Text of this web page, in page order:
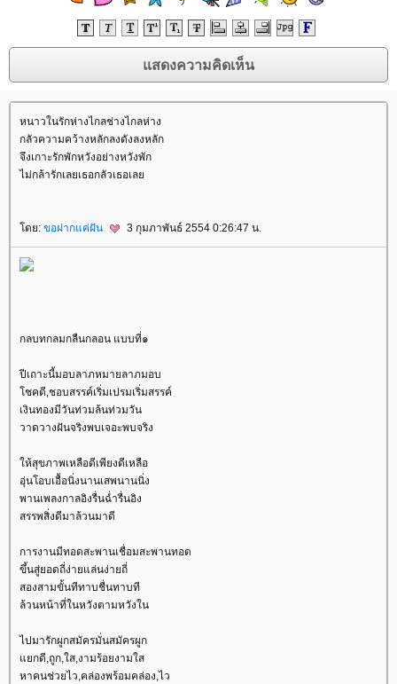
หนาวในรักห่างไกลช่างไกลห่าง
กลัวความคว้างหลักลงดังลงหลัก
จึงเกาะรักพักหวังอย่างหวังพัก
ไม่กล้ารักเลยเธอกลัวเธอเล
ดย: ขอฝากแค่ฝัน 3 กุมภาพันธ์ 2554 0:26:47 น.
กลบทกลมกลืนกลอน แบบที่๑
ปีเถาะนี้มอบลาภหมายลาภมอบ
ชคดี,ชอบสรรค์เริ่มเปรมเริ่มสรรค์
เงินทองมีวันท่วมล้นท่วมวัน
วาดวางฝันจริงพบเจอะพบจริง
ห้สุขภาพเหลือดีเพียงดีเหลือ
อุ่นโอบเอื้อนิ่งนานเสพนานนิ่ง
พานเพลงกาลอิงรื่นฉ่ำรื่นอิง
สรรพสิ่งดีมาล้วนมาดี
การงานมีทอดสะพานเชื่อมสะพานทอด
ขึ้นสู่ยอดถี่ง่ายแล่นง่ายถี่
สองสามขั้นทีทาบชื่นทาบที
ล้วนหน้าที่ในหวังตามหวังใน
ไปมารักผูกสมัครมั่นสมัครผูก
กดี,ถูก,ใส,งามร้อยงามใส
หาคนช่วยไว,คล่องพร้อมคล่อง,ไว